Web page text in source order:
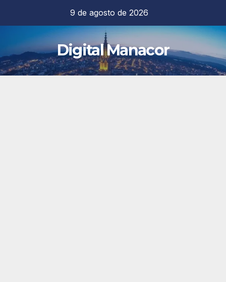
contenido
9 de agosto de 2026
Digital Manacor